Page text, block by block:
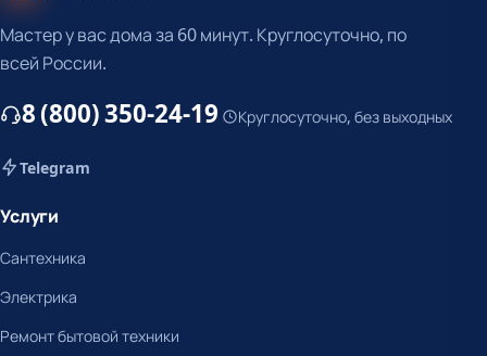
Мастер у вас дома за 60 минут. Круглосуточно, по
всей России.
8 (800) 350-24-19 Круглосуточно, без выходных
Telegram
Услуги
Сантехника
Электрика
Ремонт бытовой техники